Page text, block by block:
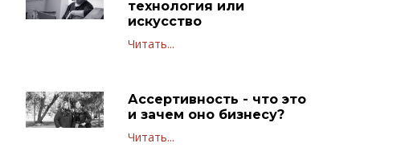
технология или
искусство
Читать...
Ассертивность - что это
и зачем оно бизнесу?
Читать...